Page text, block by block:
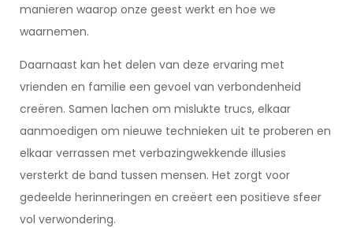
manieren waarop onze geest werkt en hoe we
waarnemen.
Daarnaast kan het delen van deze ervaring met
vrienden en familie een gevoel van verbondenheid
creëren. Samen lachen om mislukte trucs, elkaar
aanmoedigen om nieuwe technieken uit te proberen en
elkaar verrassen met verbazingwekkende illusies
versterkt de band tussen mensen. Het zorgt voor
gedeelde herinneringen en creëert een positieve sfeer
vol verwondering.